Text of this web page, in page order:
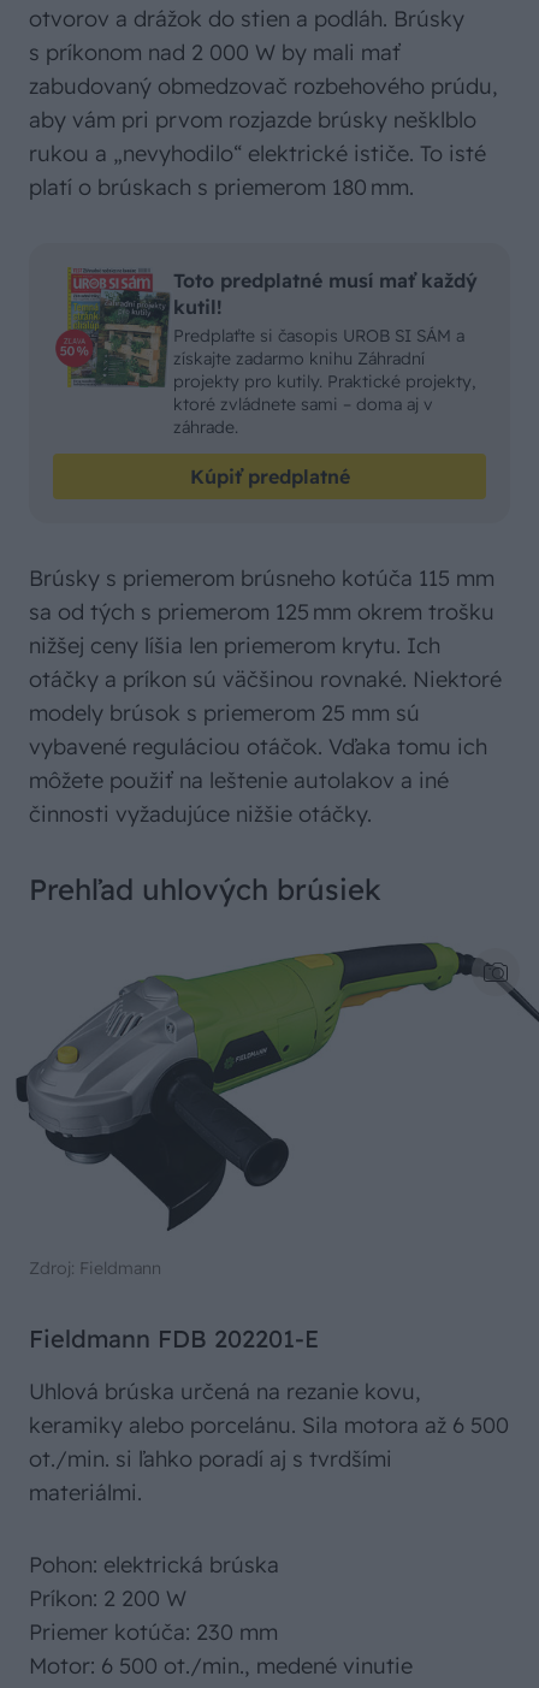
otvorov a drážok do stien a podláh. Brúsky
s príkonom nad 2 000 W by mali mať
zabudovaný obmedzovač rozbehového prúdu,
aby vám pri prvom rozjazde brúsky nešklblo
rukou a „nevyhodilo“ elektrické ističe. To isté
platí o brúskach s priemerom 180 mm.
Toto predplatné musí mať každý
kutil!
Predplaťte si časopis UROB SI SÁM a
získajte zadarmo knihu Záhradní
projekty pro kutily. Praktické projekty,
ktoré zvládnete sami – doma aj v
záhrade.
Kúpiť predplatné
Brúsky s priemerom brúsneho kotúča 115 mm
sa od tých s priemerom 125 mm okrem trošku
nižšej ceny líšia len priemerom krytu. Ich
otáčky a príkon sú väčšinou rovnaké. Niektoré
modely brúsok s priemerom 25 mm sú
vybavené reguláciou otáčok. Vďaka tomu ich
môžete použiť na leštenie autolakov a iné
činnosti vyžadujúce nižšie otáčky.
Prehľad uhlových brúsiek
Zdroj: Fieldmann
Fieldmann FDB 202201-E
Uhlová brúska určená na rezanie kovu,
keramiky alebo porcelánu. Sila motora až 6 500
ot./min. si ľahko poradí aj s tvrdšími
materiálmi.
Pohon: elektrická brúska
Príkon: 2 200 W
Priemer kotúča: 230 mm
Motor: 6 500 ot./min., medené vinutie